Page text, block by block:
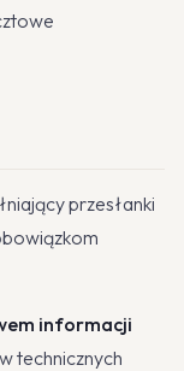
przesłanki
informacji
technicznych